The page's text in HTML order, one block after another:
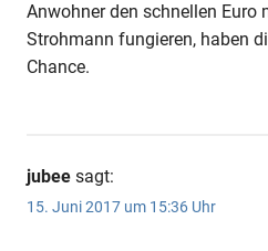
Anwohner den schnellen Euro
Strohmann fungieren, haben
Chance.
jubee sagt:
15. Juni 2017 um 15:36 Uhr